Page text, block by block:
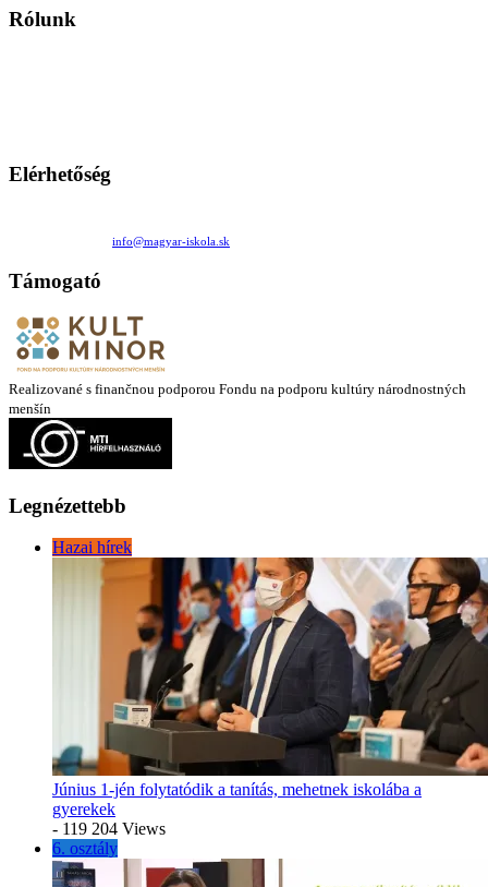
Rólunk
Elérhetőség
info@magyar-iskola.sk
Támogató
Realizované s finančnou podporou Fondu na podporu kultúry národnostných
menšín
Legnézettebb
Hazai hírek
Június 1-jén folytatódik a tanítás, mehetnek iskolába a
gyerekek
- 119 204 Views
6. osztály